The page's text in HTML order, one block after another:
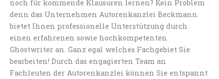
noch für kommende Klausuren lernen? Kein Problem
denn das Unternehmen Autorenkanzlei Beckmann
bietet Ihnen professionelle Unterstützung durch
einen erfahrenen sowie hochkompetenten
Ghostwriter an. Ganz egal welches Fachgebiet Sie
bearbeiten! Durch das engagierten Team an
Fachleuten der Autorenkanzlei können Sie entspannt